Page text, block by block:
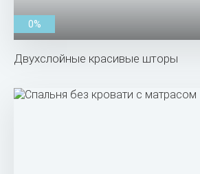
0%
Двухслойные красивые шторы